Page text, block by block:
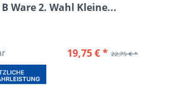
Ware 2. Wahl Kleine...
22,75 € *
19,75 € *